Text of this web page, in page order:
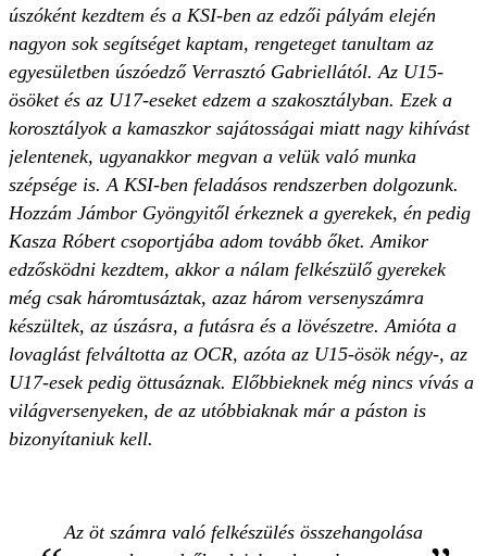
úszóként kezdtem és a KSI-ben az edzői pályám elején
nagyon sok segítséget kaptam, rengeteget tanultam az
egyesületben úszóedző Verrasztó Gabriellától. Az U15-
ösöket és az U17-eseket edzem a szakosztályban. Ezek a
korosztályok a kamaszkor sajátosságai miatt nagy kihívást
jelentenek, ugyanakkor megvan a velük való munka
szépsége is. A KSI-ben feladásos rendszerben dolgozunk.
Hozzám Jámbor Gyöngyitől érkeznek a gyerekek, én pedig
Kasza Róbert csoportjába adom tovább őket. Amikor
edzősködni kezdtem, akkor a nálam felkészülő gyerekek
még csak háromtusáztak, azaz három versenyszámra
készültek, az úszásra, a futásra és a lövészetre. Amióta a
lovaglást felváltotta az OCR, azóta az U15-ösök négy-, az
U17-esek pedig öttusáznak. Előbbieknek még nincs vívás a
világversenyeken, de az utóbbiaknak már a páston is
bizonyítaniuk kell.
Az öt számra való felkészülés összehangolása